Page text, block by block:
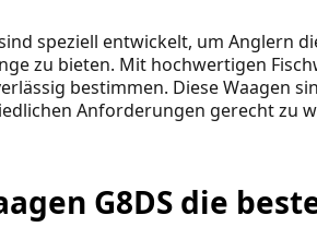
speziell entwickelt, um Anglern
zu bieten. Mit hochwertigen
bestimmen. Diese Waagen
Anforderungen gerecht zu
G8DS die